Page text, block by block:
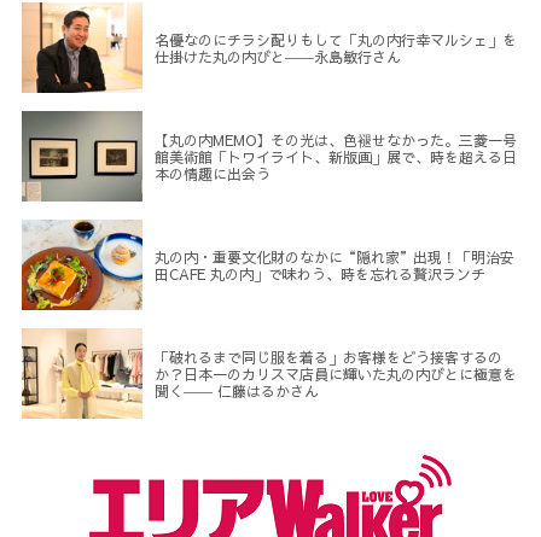
名優なのにチラシ配りもして「丸の内行幸マルシェ」を
仕掛けた丸の内びと――永島敏行さん
【丸の内MEMO】その光は、色褪せなかった。三菱一号
館美術館「トワイライト、新版画」展で、時を超える日
本の情趣に出会う
丸の内・重要文化財のなかに“隠れ家”出現！「明治安
田CAFE 丸の内」で味わう、時を忘れる贅沢ランチ
「破れるまで同じ服を着る」お客様をどう接客するの
か？日本一のカリスマ店員に輝いた丸の内びとに極意を
聞く―― 仁藤はるかさん